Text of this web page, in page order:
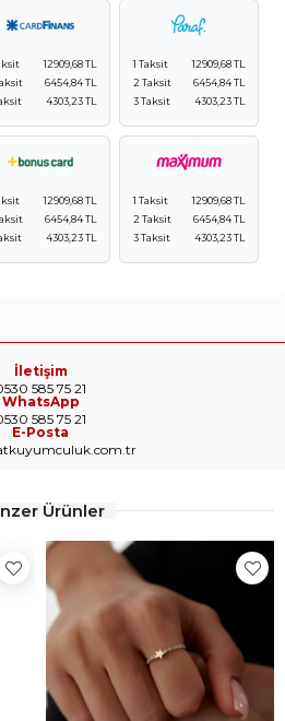
12909,68 TL
6454,84 TL
4303,23 TL
1 Taksit
12909,68 TL
2 Taksit
6454,84 TL
3 Taksit
4303,23 TL
12909,68 TL
6454,84 TL
4303,23 TL
1 Taksit
12909,68 TL
2 Taksit
6454,84 TL
3 Taksit
4303,23 TL
İletişim
585 75 21
WhatsApp
585 75 21
E-Posta
Ürünler